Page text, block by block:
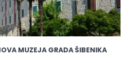
MUZEJA GRADA ŠIBENIKA